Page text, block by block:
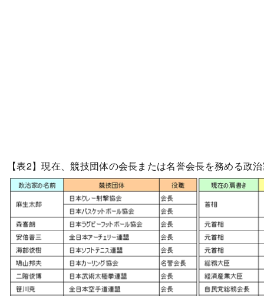
【表2】現在、競技団体の会長または名誉会長を務める政